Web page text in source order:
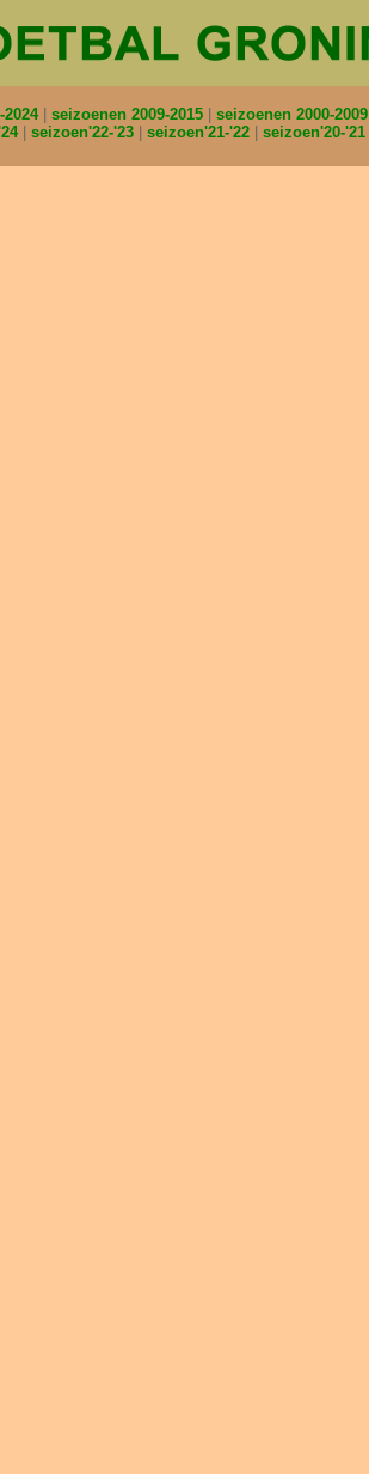
2024 seizoenen 2009-2015 seizoenen 2000-2009
seizoen'22-'23 seizoen'21-'22 seizoen'20-'21